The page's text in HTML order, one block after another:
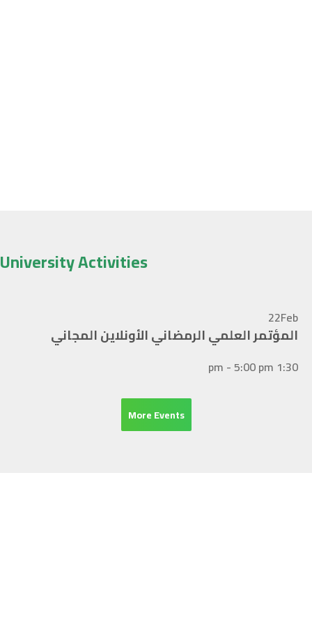
University Activities
22Feb
المؤتمر العلمي الرمضاني الأونلاين المجاني
1:30 pm - 5:00 pm
More Events